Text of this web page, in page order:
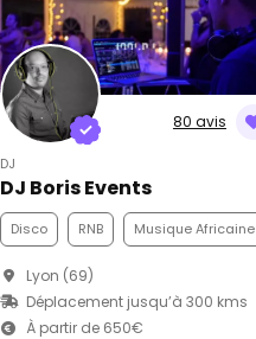
80 avis
DJ
DJ Boris Events
Disco RNB Musique Africaine
Lyon (69)
Déplacement jusqu’à 300 kms
À partir de 650€